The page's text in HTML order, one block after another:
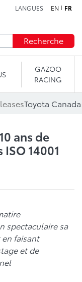
LANGUES EN FR
Recherche
GAZOO
RACING
ans de
14001
spectaculaire sa
en faisant
et de